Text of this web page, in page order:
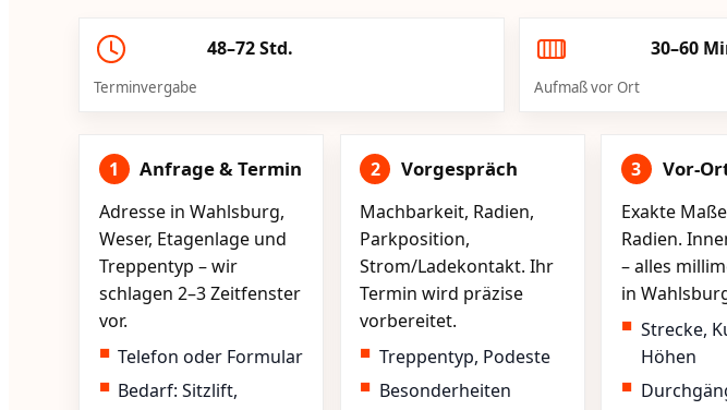
48–72 Std.
Terminvergabe
30–60
Aufmaß vor Ort
1 Anfrage & Termin
Adresse in Wahlsburg,
Weser, Etagenlage und
Treppentyp – wir
schlagen 2–3 Zeitfenster
vor.
Telefon oder Formular
Bedarf: Sitzlift,
2 Vorgespräch
Machbarkeit, Radien,
Parkposition,
Strom/Ladekontakt. Ihr
Termin wird präzise
vorbereitet.
Treppentyp, Podeste
Besonderheiten
3 Vor-
Exakte
Radien.
– alles
in
Strecke,
Höhen